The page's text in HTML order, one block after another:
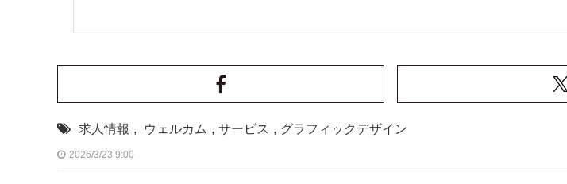
求人情報 , ウェルカム , サービス , グラフィックデザイン
2026/3/23 9:00